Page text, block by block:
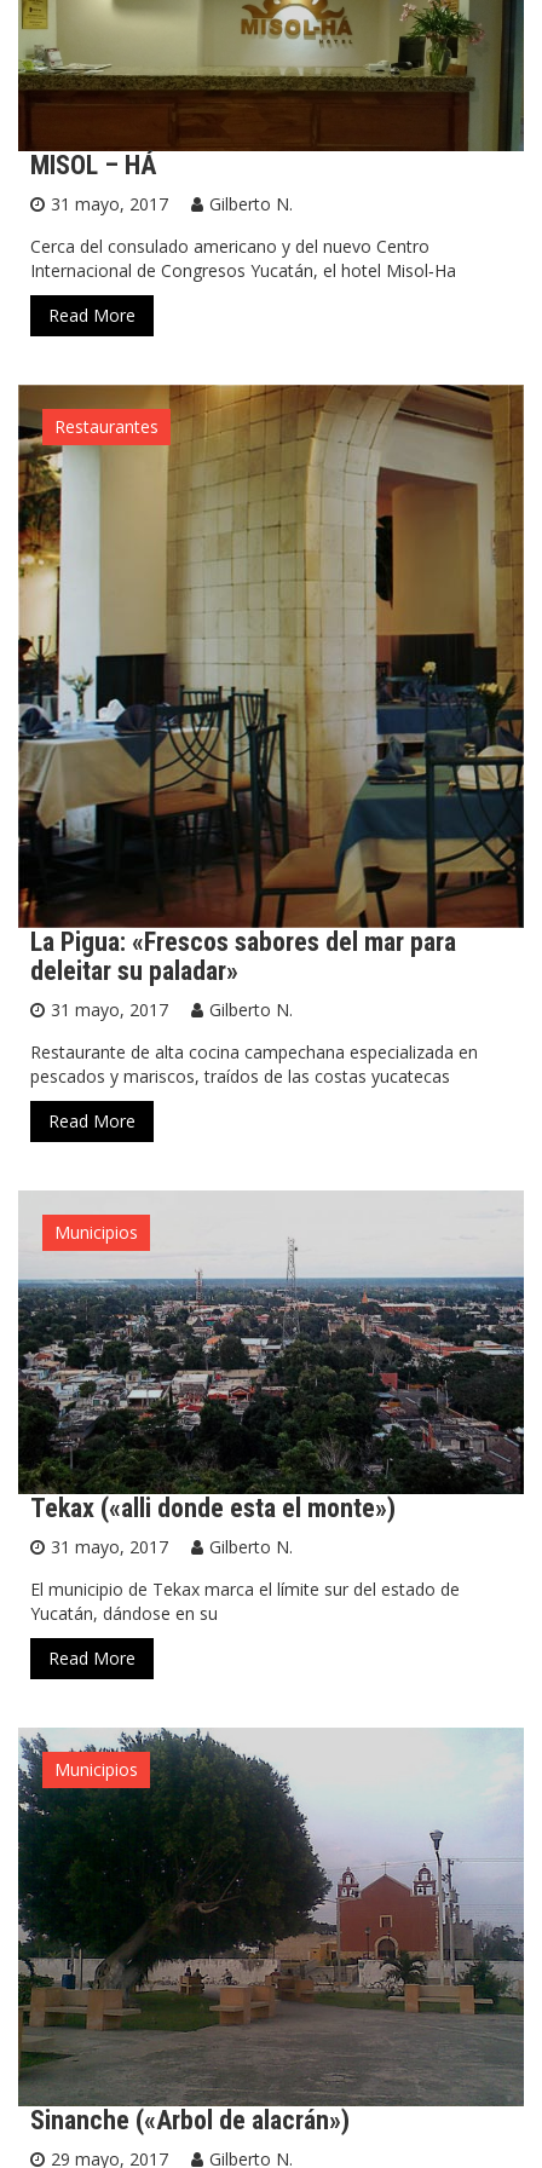
MISOL – HÁ
31 mayo, 2017
Gilberto N.
Cerca del consulado americano y del nuevo Centro
Internacional de Congresos Yucatán, el hotel Misol‑Ha
Read More
Restaurantes
La Pigua: «Frescos sabores del mar para
deleitar su paladar»
31 mayo, 2017
Gilberto N.
Restaurante de alta cocina campechana especializada en
pescados y mariscos, traídos de las costas yucatecas
Read More
Municipios
Tekax («alli donde esta el monte»)
31 mayo, 2017
Gilberto N.
El municipio de Tekax marca el límite sur del estado de
Yucatán, dándose en su
Read More
Municipios
Sinanche («Arbol de alacrán»)
29 mayo, 2017 Gilberto N.